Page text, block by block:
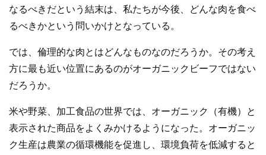
なるべきだという結末は、私たちが今後、どんな肉を食べ
るべきかという問いかけとなっている。
では、倫理的な肉とはどんなものなのだろうか。その考え
方に最も近い位置にあるのがオーガニックビーフではない
だろうか。
米や野菜、加工食品の世界では、オーガニック（有機）と
表示された商品をよくみかけるようになった。オーガニッ
ク生産は農業の循環機能を促進し、環境負荷を低減すると